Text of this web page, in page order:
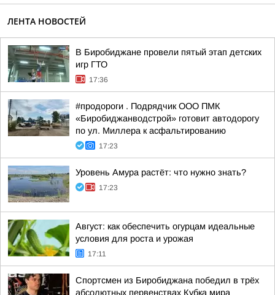
ЛЕНТА НОВОСТЕЙ
В Биробиджане провели пятый этап детских
игр ГТО
17:36
#продороги . Подрядчик ООО ПМК
«Биробиджанводстрой» готовит автодорогу
по ул. Миллера к асфальтированию
17:23
Уровень Амура растёт: что нужно знать?
17:23
Август: как обеспечить огурцам идеальные
условия для роста и урожая
17:11
Спортсмен из Биробиджана победил в трёх
абсолютных первенствах Кубка мира